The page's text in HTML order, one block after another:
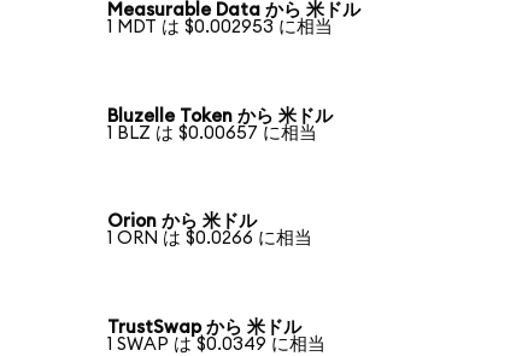
Measurable Data から 米ドル
1 MDT は $0.002953 に相当
Bluzelle Token から 米ドル
1 BLZ は $0.00657 に相当
Orion から 米ドル
1 ORN は $0.0266 に相当
TrustSwap から 米ドル
1 SWAP は $0.0349 に相当